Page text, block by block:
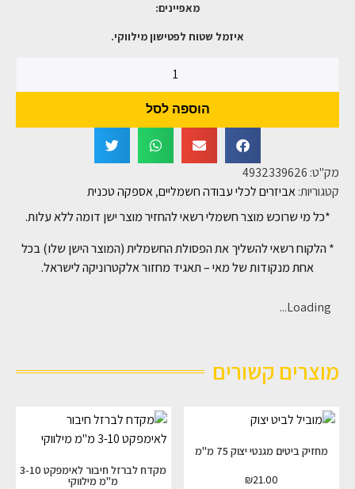
מאפיינים:
איזמל שטוח לפטישון מילווקי.
הוספה לסל
מק"ט: 4932339626
קטגוריות:אביזרים לכלי עבודה חשמליים,אספקה טכנית
*כל מי שרוכש מוצר חשמלי רשאי להחזיר מוצר ישן דומה ללא עלות.
* הלקוח רשאי להשליך את הפסולת החשמלית (המוצר הישן שלו) בכל
אחת מנקודות של מאי – תאגיד מחזור אלקטרוניקה לישראל.
Loading...
מוצרים קשורים
מחזיק ביטים מגנטי יצוק 75 מ"מ
₪21.00
מקדח לברזל חיבור לאימפקט 3-10
מ"מ מילווקי